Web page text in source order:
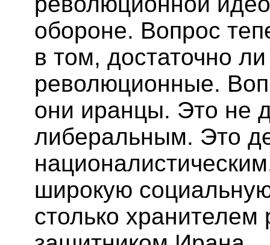
обороне. Вопрос
в том, достаточно
революционные.
они иранцы. Это не
либеральным. Это
широкую
столько